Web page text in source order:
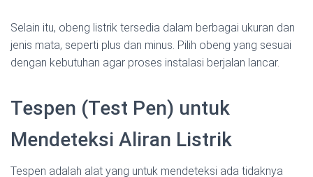
Selain itu, obeng listrik tersedia dalam berbagai ukuran dan
jenis mata, seperti plus dan minus. Pilih obeng yang sesuai
dengan kebutuhan agar proses instalasi berjalan lancar.
Tespen (Test Pen) untuk
Mendeteksi Aliran Listrik
Tespen adalah alat yang untuk mendeteksi ada tidaknya